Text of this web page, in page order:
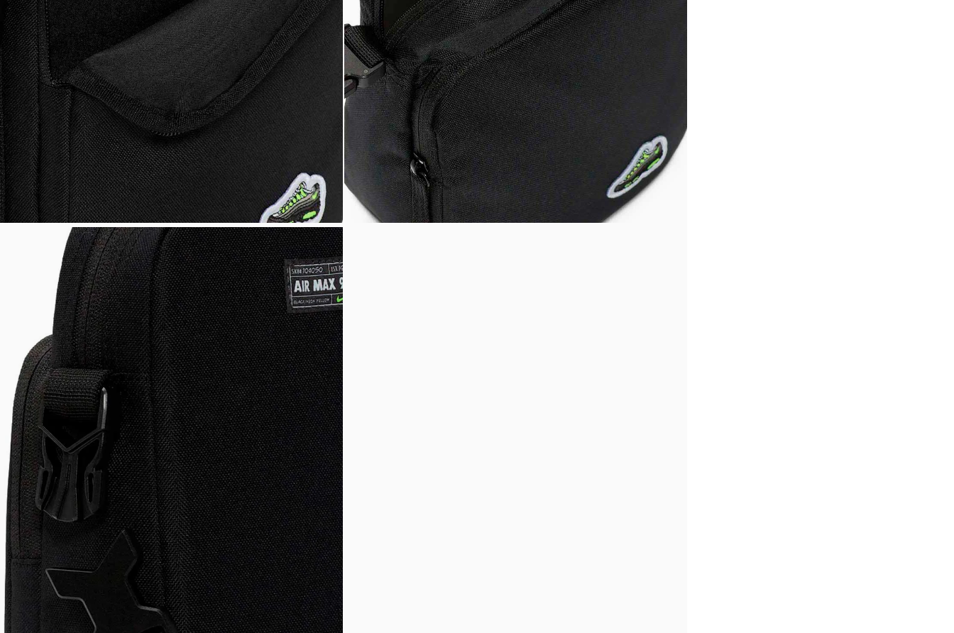
Para ter uma melhor experiência de compra, insira seu CEP
e veja a seleção de produtos disponíveis para sua região
DIGITE SEU CEP